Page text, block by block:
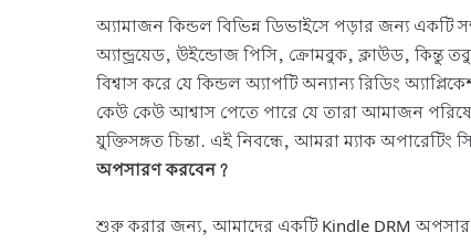
অ্যামাজন কিন্ডল বিভিন্ন ডিভাইসে পড়ার জন্য
অ্যান্ড্রয়েড, উইন্ডোজ পিসি, ক্রোমবুক, ক্লাউড,
বিশ্বাস করে যে কিন্ডল অ্যাপটি অন্যান্য রিডিং
কেউ কেউ আশ্বাস পেতে পারে যে তারা আমাজন
যুক্তিসঙ্গত চিন্তা. এই নিবন্ধে, আমরা ম্যাক
অপসারণ করবেন?
শুরু করার জন্য, আমাদের একটি Kindle DRM